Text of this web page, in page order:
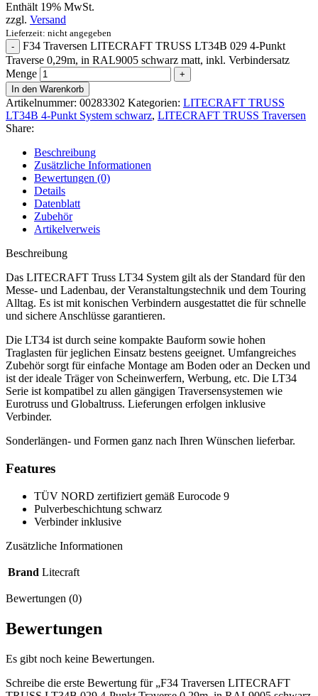
Enthält 19% MwSt.
zzgl. Versand
Lieferzeit: nicht angegeben
F34 Traversen LITECRAFT TRUSS LT34B 029 4-Punkt
Traverse 0,29m, in RAL9005 schwarz matt, inkl. Verbindersatz
Menge
In den Warenkorb
Artikelnummer: 00283302 Kategorien: LITECRAFT TRUSS
LT34B 4-Punkt System schwarz, LITECRAFT TRUSS Traversen
Share:
Beschreibung
Zusätzliche Informationen
Bewertungen (0)
Details
Datenblatt
Zubehör
Artikelverweis
Beschreibung
Das LITECRAFT Truss LT34 System gilt als der Standard für den
Messe- und Ladenbau, der Veranstaltungstechnik und dem Touring
Alltag. Es ist mit konischen Verbindern ausgestattet die für schnelle
und sichere Anschlüsse garantieren.
Die LT34 ist durch seine kompakte Bauform sowie hohen
Traglasten für jeglichen Einsatz bestens geeignet. Umfangreiches
Zubehör sorgt für einfache Montage am Boden oder an Decken und
ist der ideale Träger von Scheinwerfern, Werbung, etc. Die LT34
Serie ist kompatibel zu allen gängigen Traversensystemen wie
Eurotruss und Globaltruss. Lieferungen erfolgen inklusive
Verbinder.
Sonderlängen- und Formen ganz nach Ihren Wünschen lieferbar.
Features
TÜV NORD zertifiziert gemäß Eurocode 9
Pulverbeschichtung schwarz
Verbinder inklusive
Zusätzliche Informationen
Brand Litecraft
Bewertungen (0)
Bewertungen
Es gibt noch keine Bewertungen.
Schreibe die erste Bewertung für „F34 Traversen LITECRAFT